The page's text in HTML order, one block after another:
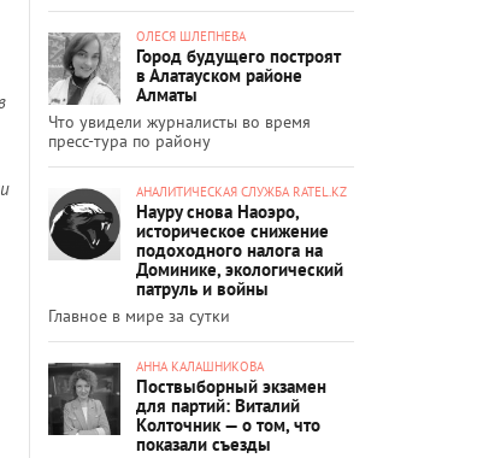
ОЛЕСЯ ШЛЕПНЕВА
Город будущего построят
в Алатауском районе
Алматы
Что увидели журналисты во время
пресс-тура по району
АНАЛИТИЧЕСКАЯ СЛУЖБА RATEL.KZ
Науру снова Наоэро,
историческое снижение
подоходного налога на
Доминике, экологический
патруль и войны
Главное в мире за сутки
АННА КАЛАШНИКОВА
Поствыборный экзамен
для партий: Виталий
Колточник — о том, что
показали съезды